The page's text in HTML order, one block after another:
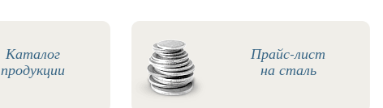
Каталог
продукции
Прайс-лист
на сталь